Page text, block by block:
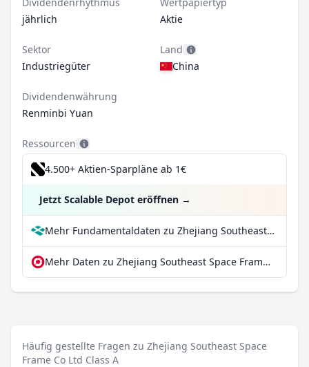
jährlich
Aktie
Sektor
Industriegüter
Land
China
Dividendenwährung
Renminbi Yuan
Ressourcen
4.500+ Aktien-Sparpläne ab 1€
Jetzt Scalable Depot eröffnen →
Mehr Fundamentaldaten zu Zhejiang Southeast Space Frame Co Ltd Class A bei Parqet
Mehr Daten zu Zhejiang Southeast Space Frame Co Ltd Class A bei extraETF
Häufig gestellte Fragen zu Zhejiang Southeast Space
Frame Co Ltd Class A